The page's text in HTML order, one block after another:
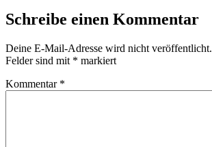
Schreibe einen Kommentar
Deine E-Mail-Adresse wird nicht veröffentlicht.
Felder sind mit * markiert
Kommentar *